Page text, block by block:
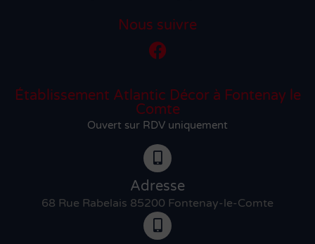
Nous suivre
Établissement Atlantic Décor à Fontenay le
Comte
Ouvert sur RDV uniquement
Adresse
68 Rue Rabelais 85200 Fontenay-le-Comte